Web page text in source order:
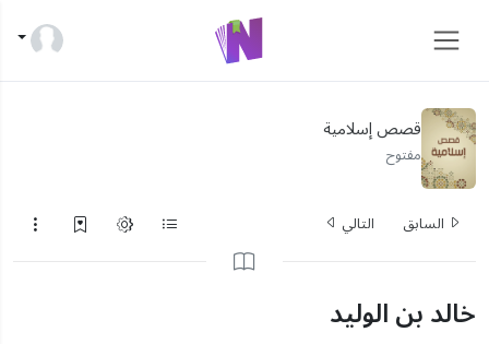
قصص إسلامية
مفتوح
السابق التالي
خالد بن الوليد